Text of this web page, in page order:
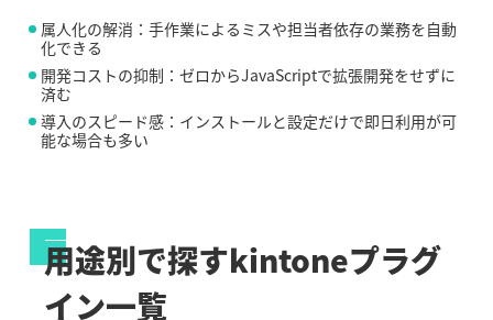
属人化の解消：手作業によるミスや担当者依存の業務を自動
化できる
開発コストの抑制：ゼロからJavaScriptで拡張開発をせずに
済む
導入のスピード感：インストールと設定だけで即日利用が可
能な場合も多い
用途別で探すkintoneプラグ
イン一覧